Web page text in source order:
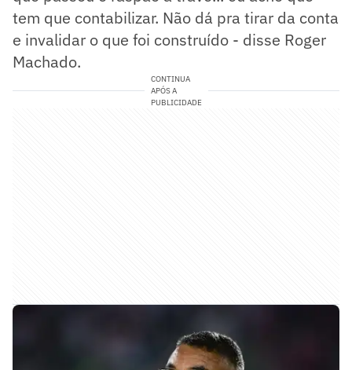
tem que contabilizar. Não dá pra tirar da conta
e invalidar o que foi construído - disse Roger
Machado.
CONTINUA
APÓS A
PUBLICIDADE